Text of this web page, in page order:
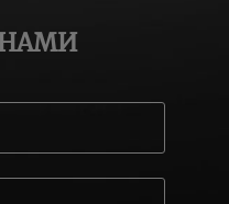
НАМИ